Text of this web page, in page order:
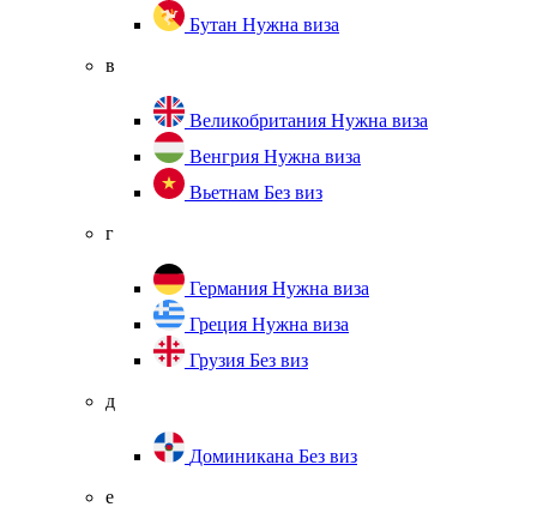
Бутан Нужна виза
в
Великобритания Нужна виза
Венгрия Нужна виза
Вьетнам Без виз
г
Германия Нужна виза
Греция Нужна виза
Грузия Без виз
д
Доминикана Без виз
е